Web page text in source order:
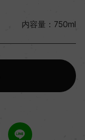
内容量：750ml